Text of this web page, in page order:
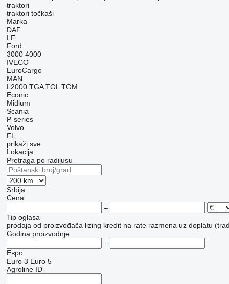
traktori
traktori točkaši
Marka
DAF
LF
Ford
3000 4000
IVECO
EuroCargo
MAN
L2000 TGA TGL TGM
Econic
Midlum
Scania
P-series
Volvo
FL
prikaži sve
Lokacija
Pretraga po radijusu
Srbija
Cena
–
Tip oglasa
prodaja od proizvođača lizing kredit na rate razmena uz doplatu
Godina proizvodnje
–
Евро
Euro 3 Euro 5
Agroline ID